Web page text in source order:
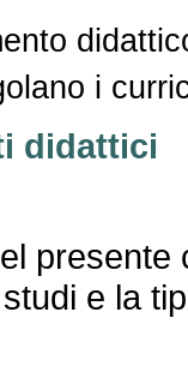
i
didattici
e la